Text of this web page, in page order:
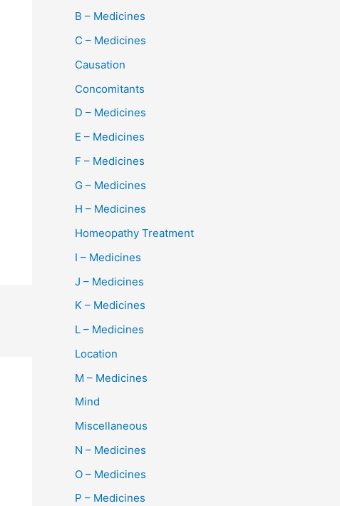
B – Medicines
C – Medicines
Causation
Concomitants
D – Medicines
E – Medicines
F – Medicines
G – Medicines
H – Medicines
Homeopathy Treatment
I – Medicines
J – Medicines
K – Medicines
L – Medicines
Location
M – Medicines
Mind
Miscellaneous
N – Medicines
O – Medicines
P – Medicines